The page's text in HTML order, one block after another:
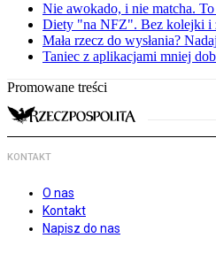
Nie awokado, i nie matcha.
Diety "na NFZ". Bez kolejki i
Mała rzecz do wysłania?
Taniec z aplikacjami mniej
Promowane treści
KONTAKT
O nas
Kontakt
Napisz do nas